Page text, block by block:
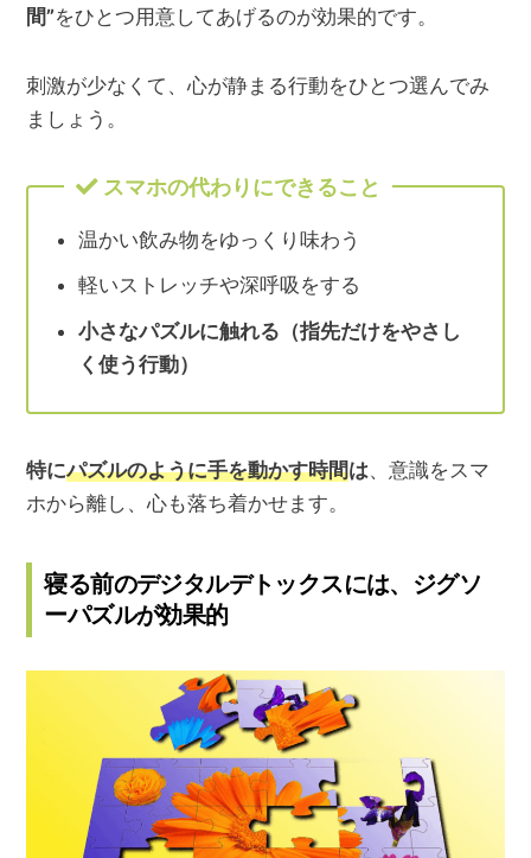
間”をひとつ用意してあげるのが効果的です。
刺激が少なくて、心が静まる行動をひとつ選んでみ
ましょう。
スマホの代わりにできること
温かい飲み物をゆっくり味わう
軽いストレッチや深呼吸をする
小さなパズルに触れる（指先だけをやさし
く使う行動）
特にパズルのように手を動かす時間は、意識をスマ
ホから離し、心も落ち着かせます。
寝る前のデジタルデトックスには、ジグソ
ーパズルが効果的